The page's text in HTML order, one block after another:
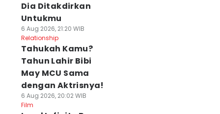
Dia Ditakdirkan
Untukmu
6 Aug 2026, 21:20 WIB
Relationship
Tahukah Kamu?
Tahun Lahir Bibi
May MCU Sama
dengan Aktrisnya!
6 Aug 2026, 20:02 WIB
Film